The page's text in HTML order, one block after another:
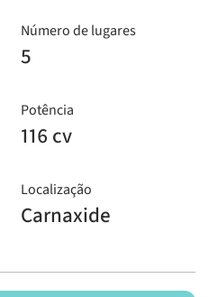
Número de lugares
5
Potência
116 cv
Localização
Carnaxide